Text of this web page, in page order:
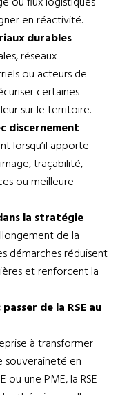
en réactivité.
durables
réseaux
ou acteurs de
certaines
sur le territoire.
discernement
lorsqu’il apporte
traçabilité,
ou meilleure
la stratégie
de la
démarches réduisent
et renforcent la
de la RSE au
à transformer
souveraineté en
ou une PME, la RSE